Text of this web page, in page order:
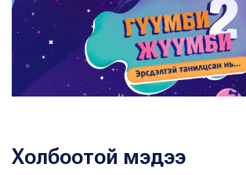
Холбоотой мэдээ